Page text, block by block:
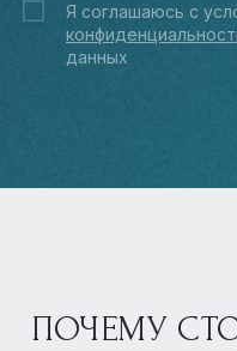
Я соглашаюсь с
данных
ПОЧЕМУ